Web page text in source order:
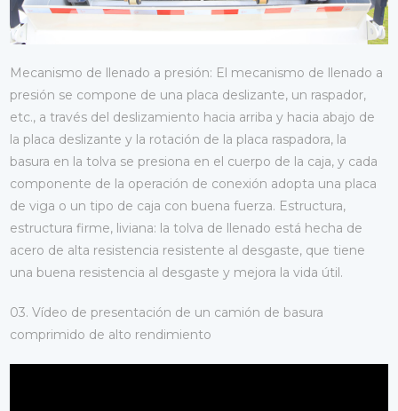
Mecanismo de llenado a presión: El mecanismo de llenado a
presión se compone de una placa deslizante, un raspador,
etc., a través del deslizamiento hacia arriba y hacia abajo de
la placa deslizante y la rotación de la placa raspadora, la
basura en la tolva se presiona en el cuerpo de la caja, y cada
componente de la operación de conexión adopta una placa
de viga o un tipo de caja con buena fuerza. Estructura,
estructura firme, liviana: la tolva de llenado está hecha de
acero de alta resistencia resistente al desgaste, que tiene
una buena resistencia al desgaste y mejora la vida útil.
03. Vídeo de presentación de un camión de basura
comprimido de alto rendimiento